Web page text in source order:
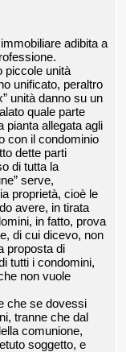
adibita a
piccole unità
unificato, peraltro
unità danno su un
quale parte
pianta allegata agli
con il condominio
dette parti
di tutta la
serve,
proprietà, cioè le
avere, in tirata
in fatto, prova
di cui dicevo, non
proposta di
tutti i condomini,
non vuole
che se dovessi
tranne che dal
comunione,
soggetto, e